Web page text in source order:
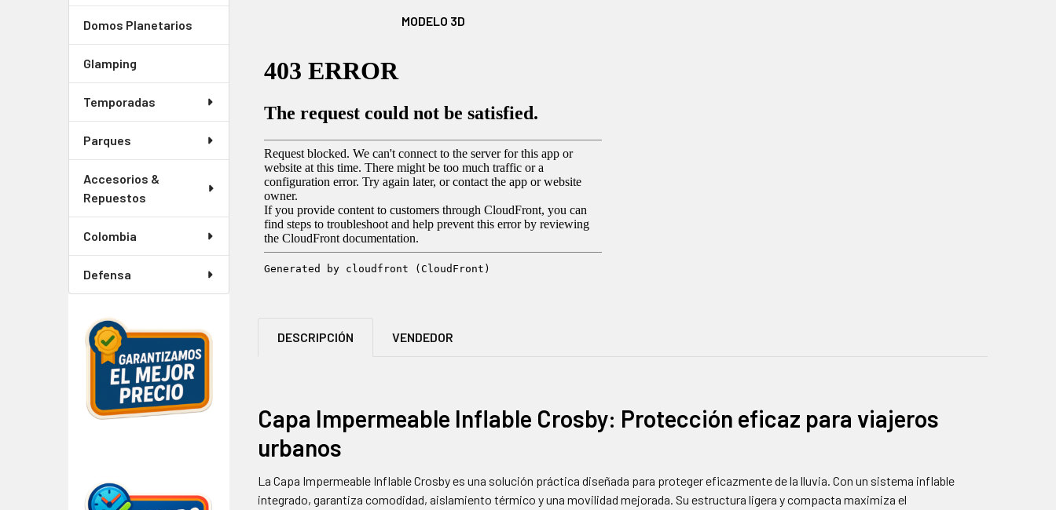
Domos Planetarios
Glamping
Temporadas
Parques
Accesorios &
Repuestos
Colombia
Defensa
MODELO 3D
DESCRIPCIÓN VENDEDOR
Capa Impermeable Inflable Crosby: Protección eficaz para viajeros
urbanos
La Capa Impermeable Inflable Crosby es una solución práctica diseñada para proteger eficazmente de la lluvia. Con un sistema inflable
integrado, garantiza comodidad, aislamiento térmico y una movilidad mejorada. Su estructura ligera y compacta maximiza el